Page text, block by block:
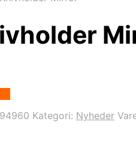
Kategori: Nyheder